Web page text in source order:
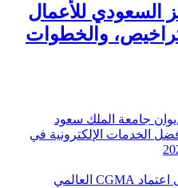
السعودي للأعمال
والخطوات
الخدمات الإلكترونية في